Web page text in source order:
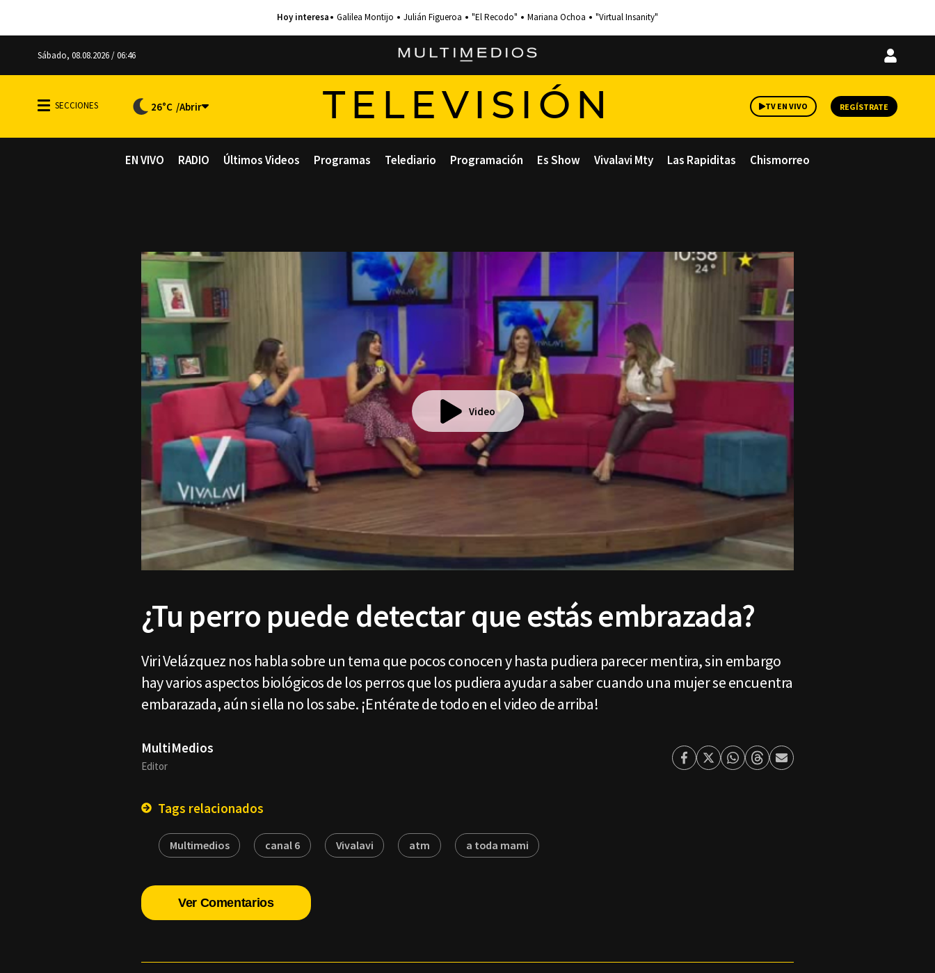
Galilea Montijo Julián Figueroa "El Recodo" Mariana Ochoa "Virtual Insanity"
Sábado, 08.08.2026 / 06:46
Iniciar
26°C TELEVISIÓN TV EN VIVO REGÍSTRATE
EN VIVO RADIO Últimos Videos Programas Telediario Programación Es Show Vivalavi Mty Las Rapiditas Chismorreo
Video
¿Tu perro puede detectar que estás embrazada?
Viri Velázquez nos habla sobre un tema que pocos conocen y hasta pudiera parecer mentira, sin embargo
hay varios aspectos biológicos de los perros que los pudiera ayudar a saber cuando una mujer se encuentra
embarazada, aún si ella no los sabe. ¡Entérate de todo en el video de arriba!
MultiMedios
Editor Facebook
TwitterWhatsapp
ThreadsEnviar
Tags relacionados
Multimedios canal 6 Vivalavi atm a toda mami
Ver Comentarios